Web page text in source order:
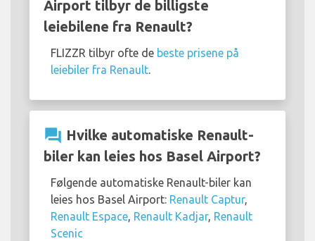
Airport tilbyr de billigste
leiebilene fra Renault?
FLIZZR tilbyr ofte de beste prisene på
leiebiler fra Renault
question_answer Hvilke automatiske Renault-
biler kan leies hos Basel Airport?
Følgende automatiske Renault-biler kan
leies hos Basel Airport: Renault Captur,
Renault Espace Renault Kadjar, Renault
Scenic